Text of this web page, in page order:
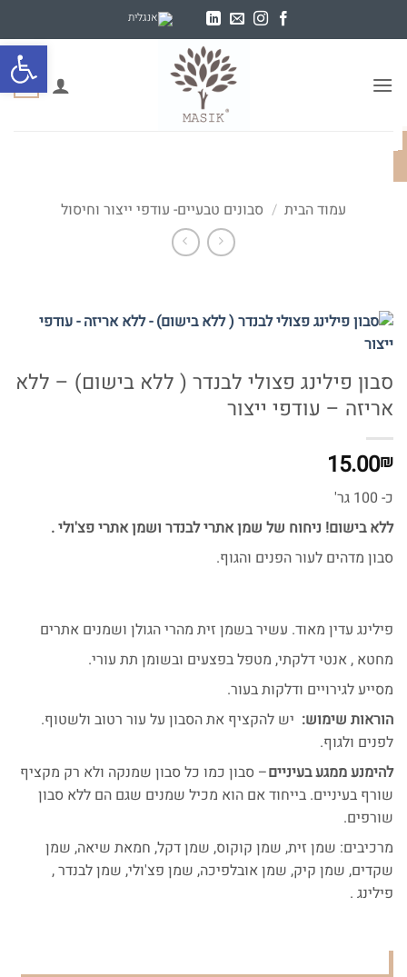
פתח
0
עמוד הבית / סבונים טבעיים- עודפי ייצור וחיסול
סבון פילינג פצולי לבנדר ( ללא בישום) – ללא
אריזה – עודפי ייצור
15.00₪
כ- 100 גר'
ללא בישום! ניחוח של שמן אתרי לבנדר ושמן אתרי פצ'ולי .
סבון מדהים לעור הפנים והגוף.
פילינג עדין מאוד. עשיר בשמן זית מהרי הגולן ושמנים אתרים
מחטא , אנטי דלקתי, מטפל בפצעים ובשומן תת עורי.
מסייע לגירויים ודלקות בעור.
הוראות שימוש: יש להקציף את הסבון על עור רטוב ולשטוף.
לפנים ולגוף.
להימנע ממגע בעיניים– סבון כמו כל סבון שמנקה ולא רק מקציף
שורף בעיניים. בייחוד אם הוא מכיל שמנים שגם הם ללא סבון
שורפים.
מרכיבים: שמן זית, שמן קוקוס, שמן דקל, חמאת שיאה, שמן
שקדים, שמן קיק, שמן אובלפיכה, שמן פצ'ולי, שמן לבנדר ,
פילינג .